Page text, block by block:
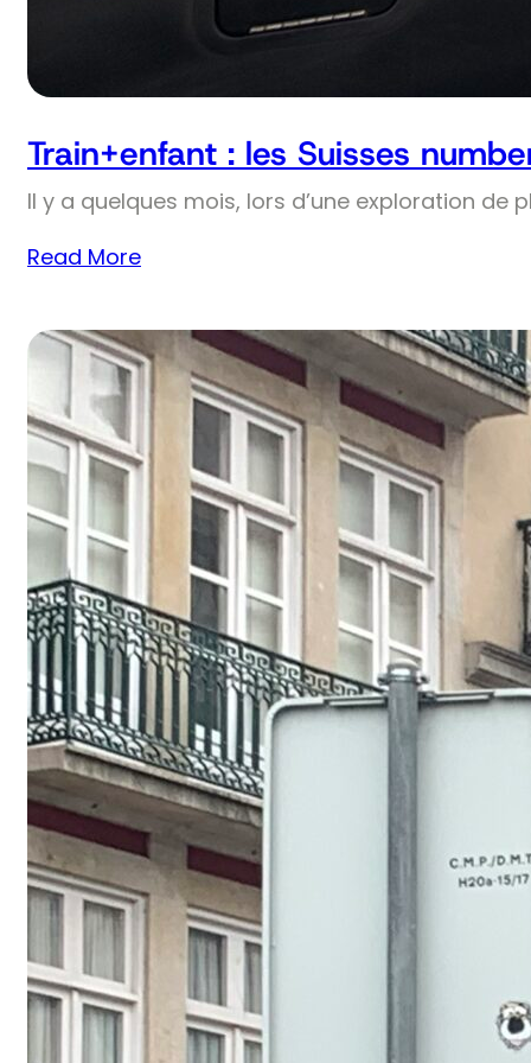
Train+enfant : les Suisses
Il y a quelques mois, lors d’une exploration de
Read More